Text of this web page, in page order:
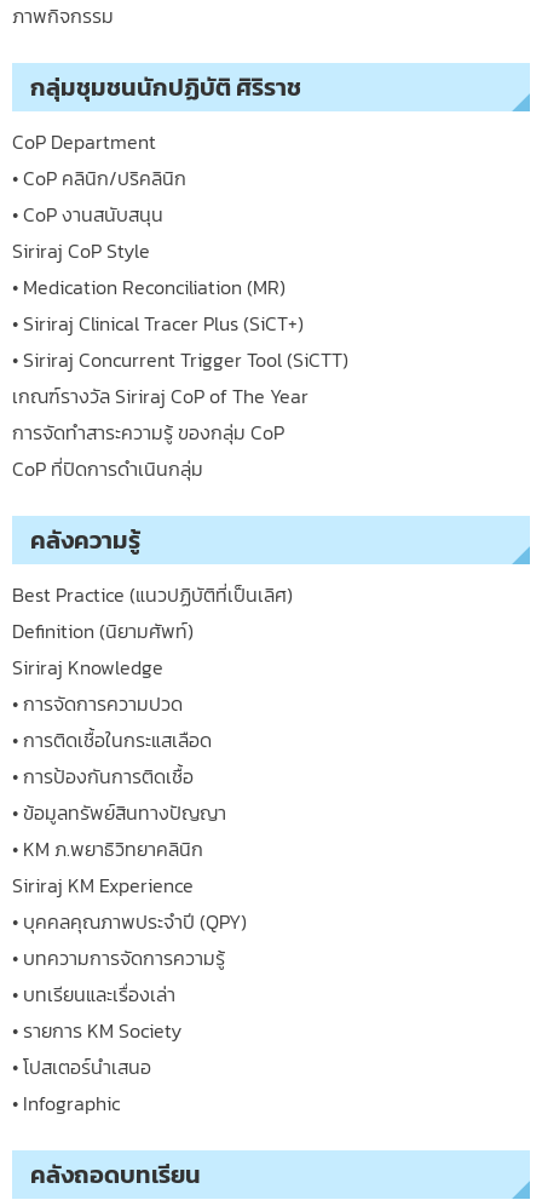
ภาพกิจกรรม
กลุ่มชุมชนนักปฏิบัติ ศิริราช
CoP Department
• CoP คลินิก/ปริคลินิก
• CoP งานสนับสนุน
Siriraj CoP Style
• Medication Reconciliation (MR)
• Siriraj Clinical Tracer Plus (SiCT+)
• Siriraj Concurrent Trigger Tool (SiCTT)
เกณฑ์รางวัล Siriraj CoP of The Year
การจัดทำสาระความรู้ ของกลุ่ม CoP
CoP ที่ปิดการดำเนินกลุ่ม
คลังความรู้
Best Practice (แนวปฏิบัติที่เป็นเลิศ)
Definition (นิยามศัพท์)
Siriraj Knowledge
• การจัดการความปวด
• การติดเชื้อในกระแสเลือด
• การป้องกันการติดเชื้อ
• ข้อมูลทรัพย์สินทางปัญญา
• KM ภ.พยาธิวิทยาคลินิก
Siriraj KM Experience
• บุคคลคุณภาพประจำปี (QPY)
• บทความการจัดการความรู้
• บทเรียนและเรื่องเล่า
• รายการ KM Society
• โปสเตอร์นำเสนอ
• Infographic
คลังถอดบทเรียน